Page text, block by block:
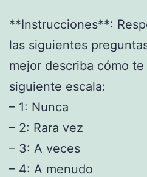
**Instrucciones**:
las siguientes
mejor describa cómo
siguiente escala:
– 1: Nunca
– 2: Rara vez
– 3: A veces
– 4: A menudo